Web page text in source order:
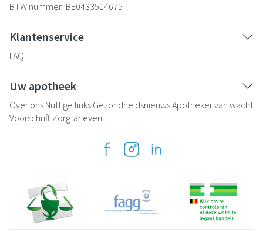
BTW nummer: BE0433514675
Klantenservice
FAQ
Uw apotheek
Over ons Nuttige links GezondheidsnieuwsApotheker van wacht
Voorschrift Zorgtarieven